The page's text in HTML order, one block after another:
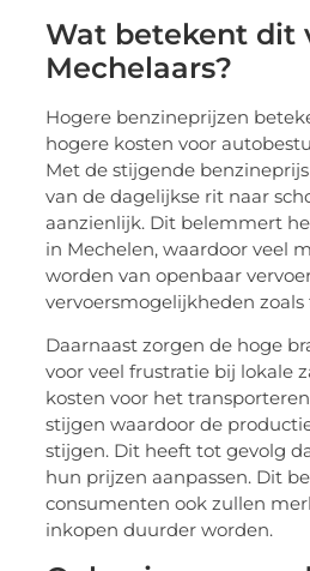
Wat betekent dit
Mechelaars?
Hogere benzineprijzen
hogere kosten voor
Met de stijgende
van de dagelijkse rit naar
aanzienlijk. Dit belemmert
in Mechelen, waardoor veel
worden van openbaar
vervoersmogelijkheden zoals
Daarnaast zorgen de hoge
voor veel frustratie bij lokale
kosten voor het
stijgen waardoor de
stijgen. Dit heeft tot gevolg
hun prijzen aanpassen. Dit
consumenten ook zullen
inkopen duurder worden.